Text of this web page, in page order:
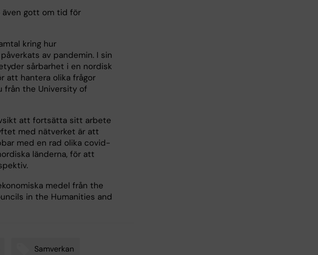
gott om tid för
kring hur
av pandemin. I sin
sårbarhet i en nordisk
att hantera olika frågor
från the University of
att fortsätta sitt arbete
med nätverket är att
med en rad olika covid-
länderna, för att
medel från the
in the Humanities and
Samverkan